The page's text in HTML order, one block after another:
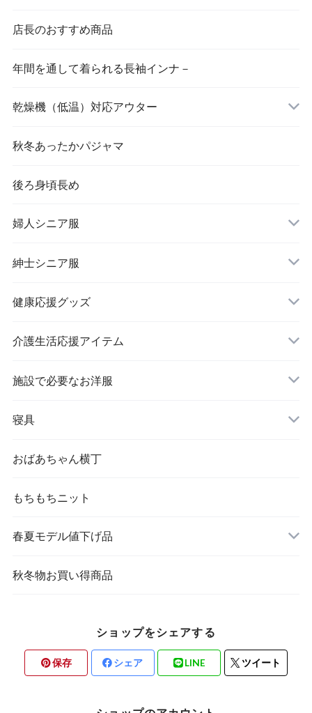
店長のおすすめ商品
年間を通して着られる長袖インナ－
乾燥機（低温）対応アウター
秋冬あったかパジャマ
後ろ身頃長め
婦人シニア服
トップス
紳士シニア服
スラックス
健康応援グッズ
介護生活応援アイテム
施設で必要なお洋服
婦人 トップス
寝具
おばあちゃん横丁
もちもちニット
春夏モデル値下げ品
秋冬物お買い得商品
ショップをシェアする
保存 シェア LINE ツイート